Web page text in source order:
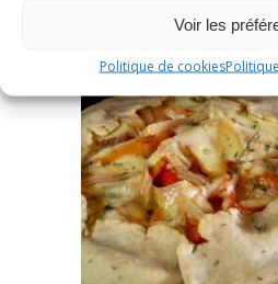
Voir les
Politique de cookies